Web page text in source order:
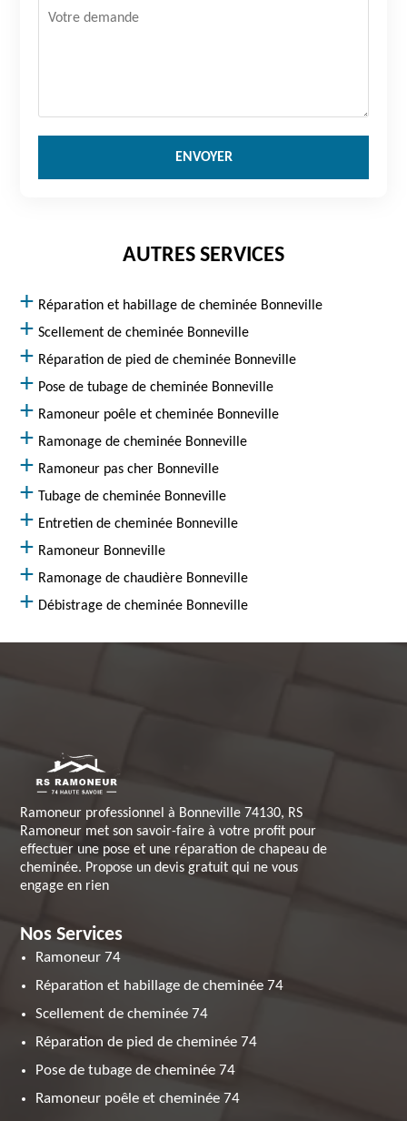
AUTRES SERVICES
Réparation et habillage de cheminée Bonneville
Scellement de cheminée Bonneville
Réparation de pied de cheminée Bonneville
Pose de tubage de cheminée Bonneville
Ramoneur poêle et cheminée Bonneville
Ramonage de cheminée Bonneville
Ramoneur pas cher Bonneville
Tubage de cheminée Bonneville
Entretien de cheminée Bonneville
Ramoneur Bonneville
Ramonage de chaudière Bonneville
Débistrage de cheminée Bonneville
Ramoneur professionnel à Bonneville 74130, RS
Ramoneur met son savoir-faire à votre profit pour
effectuer une pose et une réparation de chapeau de
cheminée. Propose un devis gratuit qui ne vous
engage en rien
Nos Services
Ramoneur 74
Réparation et habillage de cheminée 74
Scellement de cheminée 74
Réparation de pied de cheminée 74
Pose de tubage de cheminée 74
Ramoneur poêle et cheminée 74